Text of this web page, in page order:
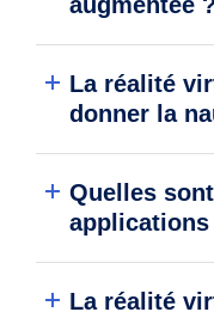
La réalité
donner la
Quelles
La réalité